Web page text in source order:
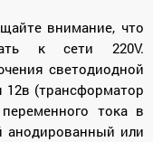
внимание, что
к сети 220V.
светодиодной
12в (трансформатор
тока в
анодированный или